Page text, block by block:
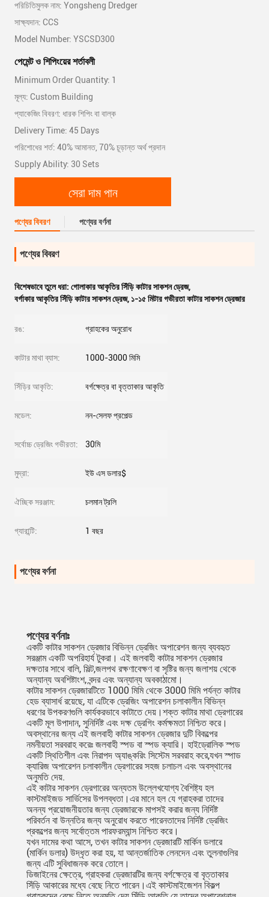
পরিচিতিমুলক নাম: Yongsheng Dredger
সাক্ষ্যদান: CCS
Model Number: YSCSD300
পেমেন্ট ও শিপিংয়ের শর্তাবলী
Minimum Order Quantity: 1
মূল্য: Custom Building
প্যাকেজিং বিবরণ: ধারক শিপিং বা বাল্ক
Delivery Time: 45 Days
পরিশোধের শর্ত: 40% আমানত, 70% চূড়ান্ত অর্থ প্রদান
Supply Ability: 30 Sets
সেরা দাম পান
পণ্যের বিবরণ পণ্যের বর্ণনা
পণ্যের বিবরণ
বিশেষভাবে তুলে ধরা: গোলাকার আকৃতির সিঁড়ি কাটার সাকশন ড্রেজ,
বর্গাকার আকৃতির সিঁড়ি কাটার সাকশন ড্রেজ, ১-১৫ মিটার গভীরতা কাটার সাকশন ড্রেজার
রঙ: গ্রাহকের অনুরোধ
কাটার মাথা ব্যাস: 1000-3000 মিমি
সিঁড়ির আকৃতি: বর্গক্ষেত্র বা বৃত্তাকার আকৃতি
মডেল: নন-সেলফ প্রপেল্ড
সর্বোচ্চ ড্রেজিং গভীরতা: 30মি
মুদ্রা: ইউ এস ডলার$
ঐচ্ছিক সরঞ্জাম: চলমান ট্রলি
গ্যারান্টি: 1 বছর
পণ্যের বর্ণনা
পণ্যের বর্ণনাঃ
একটি কাটার সাকশন ড্রেজার বিভিন্ন ড্রেজিং অপারেশন জন্য ব্যবহৃত
সরঞ্জাম একটি অপরিহার্য টুকরা। এই জলবাহী কাটার সাকশন ড্রেজার
দক্ষতার সাথে বালি, সিল্ট,জলপথ রক্ষণাবেক্ষণ বা সৃষ্টির জন্য জলাশয় থেকে
অন্যান্য অবশিষ্টাংশ, বন্দর এবং অন্যান্য অবকাঠামো।
কাটার সাকশন ড্রেজারটিতে 1000 মিমি থেকে 3000 মিমি পর্যন্ত কাটার
হেড ব্যাসার্ধ রয়েছে, যা এটিকে ড্রেজিং অপারেশন চলাকালীন বিভিন্ন
ধরণের উপকরণগুলি কার্যকরভাবে কাটাতে দেয়।শক্ত কাটার মাথা ড্রেগারের
একটি মূল উপাদান, সুনির্দিষ্ট এবং দক্ষ ড্রেগিং কর্মক্ষমতা নিশ্চিত করে।
অবস্থানের জন্য এই জলবাহী কাটার সাকশন ড্রেজার দুটি বিকল্পের
নমনীয়তা সরবরাহ করেঃ জলবাহী স্পড বা স্পড ক্যারি। হাইড্রোলিক স্পড
একটি স্থিতিশীল এবং নিরাপদ অ্যাঙ্করিং সিস্টেম সরবরাহ করে,যখন স্পাড
ক্যারিজ অপারেশন চলাকালীন ড্রেগারের সহজ চলাচল এবং অবস্থানের
অনুমতি দেয়.
এই কাটার সাকশন ড্রেগারের অন্যতম উল্লেখযোগ্য বৈশিষ্ট্য হল
কাস্টমাইজড সার্ভিসের উপলব্ধতা।এর মানে হল যে গ্রাহকরা তাদের
অনন্য প্রয়োজনীয়তার জন্য ড্রেজারকে মাপসই করার জন্য নির্দিষ্ট
পরিবর্তন বা উন্নতির জন্য অনুরোধ করতে পারেনতাদের নির্দিষ্ট ড্রেজিং
প্রকল্পের জন্য সর্বোত্তম পারফরম্যান্স নিশ্চিত করে।
যখন দামের কথা আসে, তখন কাটার সাকশন ড্রেজারটি মার্কিন ডলারে
(মার্কিন ডলার) উদ্ধৃত করা হয়, যা আন্তর্জাতিক লেনদেন এবং তুলনাগুলির
জন্য এটি সুবিধাজনক করে তোলে।
ডিজাইনের ক্ষেত্রে, গ্রাহকরা ড্রেজারটির জন্য বর্গক্ষেত্র বা বৃত্তাকার
সিঁড়ি আকারের মধ্যে বেছে নিতে পারেন।এই কাস্টমাইজেশন বিকল্প